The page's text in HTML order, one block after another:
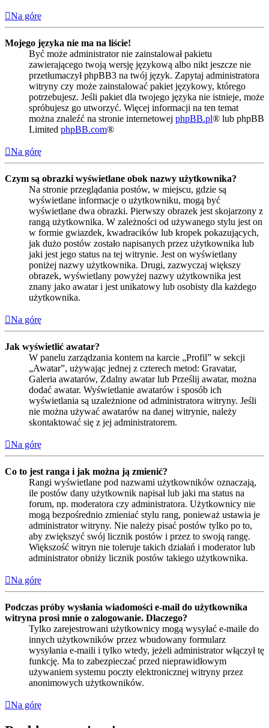
Na górę
Mojego języka nie ma na liście!
Być może administrator nie zainstalował pakietu
zawierającego twoją wersję językową albo nikt jeszcze nie
przetłumaczył phpBB3 na twój język. Zapytaj administratora
witryny czy może zainstalować pakiet językowy, którego
potrzebujesz. Jeśli pakiet dla twojego języka nie istnieje, może
spróbujesz go utworzyć. Więcej informacji na ten temat
można znaleźć na stronie internetowej phpBB.pl® lub phpBB
Limited phpBB.com®
Na górę
Czym są obrazki wyświetlane obok nazwy użytkownika?
Na stronie przeglądania postów, w miejscu, gdzie są
wyświetlane informacje o użytkowniku, mogą być
wyświetlane dwa obrazki. Pierwszy obrazek jest skojarzony z
rangą użytkownika. W zależności od używanego stylu jest on
w formie gwiazdek, kwadracików lub kropek pokazujących,
jak dużo postów zostało napisanych przez użytkownika lub
jaki jest jego status na tej witrynie. Jest on wyświetlany
poniżej nazwy użytkownika. Drugi, zazwyczaj większy
obrazek, wyświetlany powyżej nazwy użytkownika jest
znany jako awatar i jest unikatowy lub osobisty dla każdego
użytkownika.
Na górę
Jak wyświetlić awatar?
W panelu zarządzania kontem na karcie „Profil” w sekcji
„Awatar”, używając jednej z czterech metod: Gravatar,
Galeria awatarów, Zdalny awatar lub Prześlij awatar, można
dodać awatar. Wyświetlanie awatarów i sposób ich
wyświetlania są uzależnione od administratora witryny. Jeśli
nie można używać awatarów na danej witrynie, należy
skontaktować się z jej administratorem.
Na górę
Co to jest ranga i jak można ją zmienić?
Rangi wyświetlane pod nazwami użytkowników oznaczają,
ile postów dany użytkownik napisał lub jaki ma status na
forum, np. moderatora czy administratora. Użytkownicy nie
mogą bezpośrednio zmieniać stylu rang, ponieważ ustawia je
administrator witryny. Nie należy pisać postów tylko po to,
aby zwiększyć swój licznik postów i przez to swoją rangę.
Większość witryn nie toleruje takich działań i moderator lub
administrator obniży licznik postów takiego użytkownika.
Na górę
Podczas próby wysłania wiadomości e-mail do użytkownika
witryna prosi mnie o zalogowanie. Dlaczego?
Tylko zarejestrowani użytkownicy mogą wysyłać e-maile do
innych użytkowników przez wbudowany formularz
wysyłania e-maili i tylko wtedy, jeżeli administrator włączył tę
funkcję. Ma to zabezpieczać przed nieprawidłowym
używaniem systemu poczty elektronicznej witryny przez
anonimowych użytkowników.
Na górę